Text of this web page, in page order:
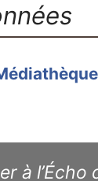
à l’Écho